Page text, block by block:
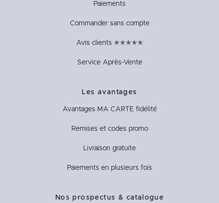
Paiements
Commander sans compte
Avis clients ✭✭✭✭✭
Service Après-Vente
Les avantages
Avantages MA CARTE fidélité
Remises et codes promo
Livraison gratuite
Paiements en plusieurs fois
Nos prospectus & catalogue